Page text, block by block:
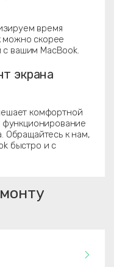
время
можно скорее
с вашим MacBook.
экрана
комфортной
функционирование
Обращайтесь к нам,
быстро и с